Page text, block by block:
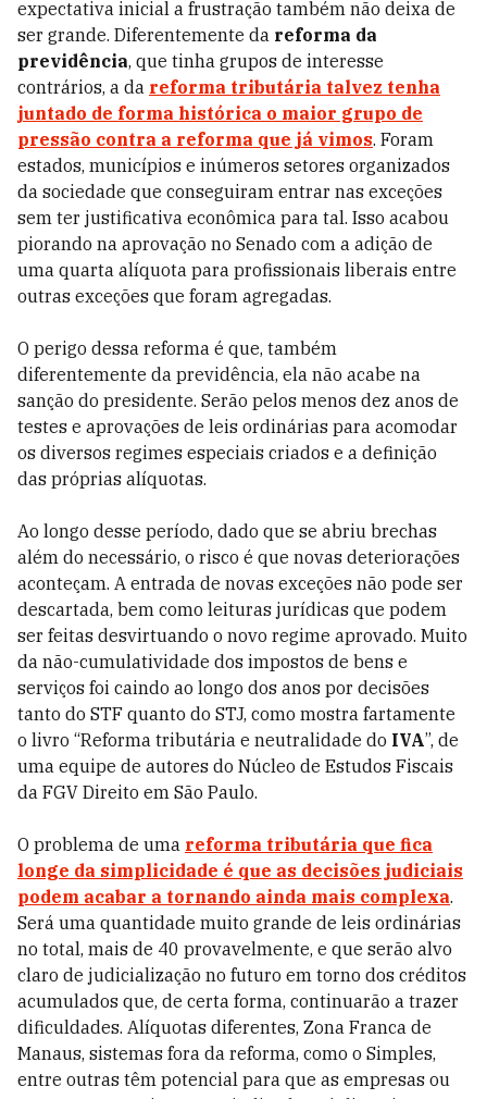
expectativa inicial a frustração também não deixa de
ser grande. Diferentemente da reforma da
previdência, que tinha grupos de interesse
contrários, a da reforma tributária talvez tenha
juntado de forma histórica o maior grupo de
pressão contra a reforma que já vimos. Foram
estados, municípios e inúmeros setores organizados
da sociedade que conseguiram entrar nas exceções
sem ter justificativa econômica para tal. Isso acabou
piorando na aprovação no Senado com a adição de
uma quarta alíquota para profissionais liberais entre
outras exceções que foram agregadas.
O perigo dessa reforma é que, também
diferentemente da previdência, ela não acabe na
sanção do presidente. Serão pelos menos dez anos de
testes e aprovações de leis ordinárias para acomodar
os diversos regimes especiais criados e a definição
das próprias alíquotas.
Ao longo desse período, dado que se abriu brechas
além do necessário, o risco é que novas deteriorações
aconteçam. A entrada de novas exceções não pode ser
descartada, bem como leituras jurídicas que podem
ser feitas desvirtuando o novo regime aprovado. Muito
da não-cumulatividade dos impostos de bens e
serviços foi caindo ao longo dos anos por decisões
tanto do STF quanto do STJ, como mostra fartamente
o livro “Reforma tributária e neutralidade do IVA”, de
uma equipe de autores do Núcleo de Estudos Fiscais
da FGV Direito em São Paulo.
O problema de uma reforma tributária que fica
longe da simplicidade é que as decisões judiciais
podem acabar a tornando ainda mais complexa.
Será uma quantidade muito grande de leis ordinárias
no total, mais de 40 provavelmente, e que serão alvo
claro de judicialização no futuro em torno dos créditos
acumulados que, de certa forma, continuarão a trazer
dificuldades. Alíquotas diferentes, Zona Franca de
Manaus, sistemas fora da reforma, como o Simples,
entre outras têm potencial para que as empresas ou